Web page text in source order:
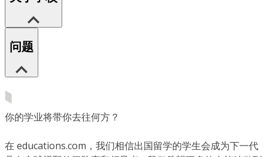
问题
你的学业将带你去往何方？
在 educations.com，我们相信出国留学的学生会成为下一代